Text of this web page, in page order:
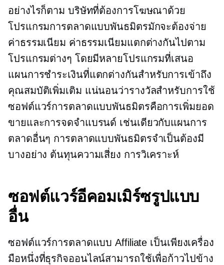
อย่างไรก็ตาม บริษัทที่ต้องการโฆษณาด้วย
โปรแกรมการตลาดแบบพันธมิตรมักจะต้องจ่าย
ค่าธรรมเนียม ค่าธรรมเนียมแตกต่างกันไปตาม
โปรแกรมต่างๆ โดยมีหลายโปรแกรมที่เสนอ
แผนการชำระเงินที่แตกต่างกันสำหรับการเข้าถึง
คุณสมบัติเพิ่มเติม แน่นอนว่ารางวัลสำหรับการใช้
ซอฟต์แวร์การตลาดแบบพันธมิตรคือการเพิ่มยอด
ขายและการจดจำแบรนด์ เช่นเดียวกับแผนการ
ตลาดอื่นๆ การตลาดแบบพันธมิตรจำเป็นต้องมี
บางอย่าง ต้นทุนความเสี่ยง การวิเคราะห์
ซอฟต์แวร์อีคอมเมิร์ซรูปแบบ
อื่น
ซอฟต์แวร์การตลาดแบบ Affiliate เป็นเพียงเครื่อง
มือหนึ่งที่ธุรกิจออนไลน์สามารถใช้เพื่อก้าวไปข้าง